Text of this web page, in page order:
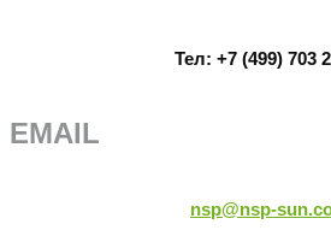
Тел: +7 (499) 703
EMAIL
nsp@nsp-